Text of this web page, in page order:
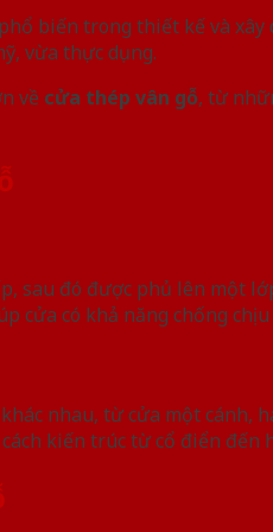
biến trong thiết kế và
vừa thực dụng.
về cửa thép vân gỗ, từ
sau đó được phủ lên một
có khả năng chống
nhau, từ cửa một cánh,
kiến trúc từ cổ điển đến